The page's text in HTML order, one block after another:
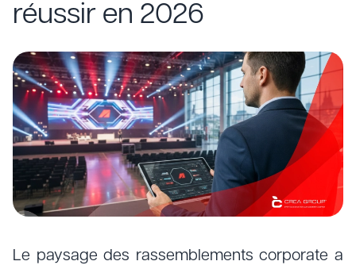
réussir en 2026
Le paysage des rassemblements corporate a